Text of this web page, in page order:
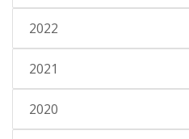
2022
2021
2020